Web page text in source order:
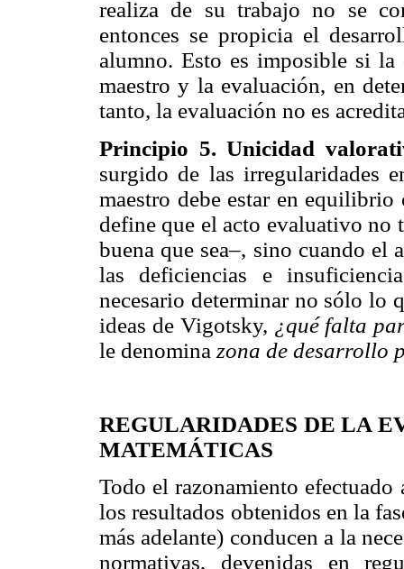
realiza de su trabajo no se
entonces se propicia el
alumno. Esto es imposible si
maestro y la evaluación, en
tanto, la evaluación no es
Principio 5. Unicidad
surgido de las irregularidades
maestro debe estar en
define que el acto evaluativo
buena que sea–, sino cuando el
las deficiencias e
necesario determinar no sólo lo
ideas de Vigotsky, ¿qué falta
le denomina zona de desarrollo
REGULARIDADES DE LA
MATEMÁTICAS
Todo el razonamiento
los resultados obtenidos en la
más adelante) conducen a la
normativas, devenidas en